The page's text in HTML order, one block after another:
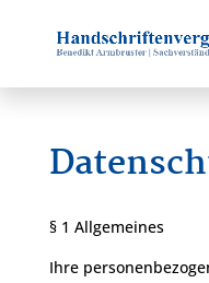
§ 1 Allgemeines
Ihre